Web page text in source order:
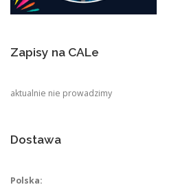
Zapisy na CALe
aktualnie nie prowadzimy
Dostawa
Polska: